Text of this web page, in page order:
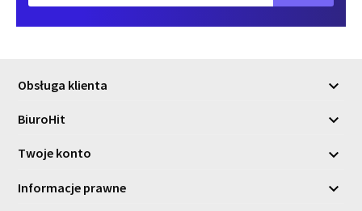
Obsługa klienta 
BiuroHit 
Twoje konto 
Informacje prawne 